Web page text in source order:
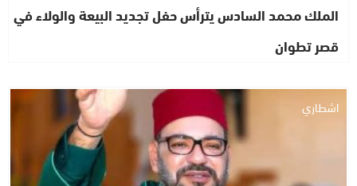
الملك محمد السادس يترأس حفل تجديد البيعة والولاء في
قصر تطوان
اشطاري